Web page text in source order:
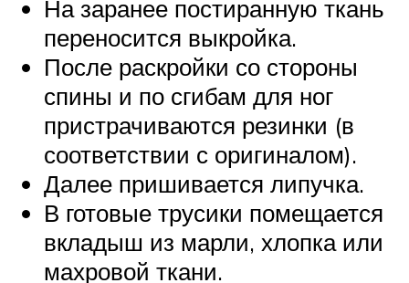
На заранее постиранную ткань
переносится выкройка.
После раскройки со стороны
спины и по сгибам для ног
пристрачиваются резинки (в
соответствии с оригиналом).
Далее пришивается липучка.
В готовые трусики помещается
вкладыш из марли, хлопка или
махровой ткани.